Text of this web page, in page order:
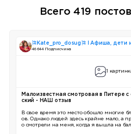
Всего 419
🎏Kate_pro_dosug🎏 I Афиша, дети
46 644 Подписчика
1
Малоизвестная смотровая в Питере
ский - НАШ отзыв
В свое время это место обошло многие
ов. Однако людей здесь крайне мало, а
о смотрели на меня, когда я вышла на